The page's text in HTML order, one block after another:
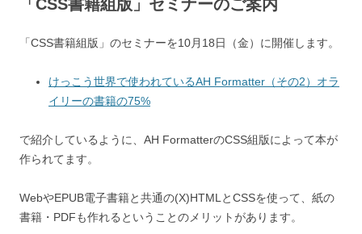
「CSS書籍組版」セミナーのご案内
「CSS書籍組版」のセミナーを10月18日（金）に開催します。
けっこう世界で使われているAH Formatter（その2）オラ
イリーの書籍の75%
で紹介しているように、AH FormatterのCSS組版によって本が
作られてます。
WebやEPUB電子書籍と共通の(X)HTMLとCSSを使って、紙の
書籍・PDFも作れるということのメリットがあります。